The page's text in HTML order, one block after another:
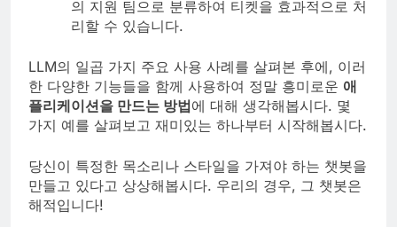
의 지원 팀으로 분류하여 티켓을 효과적으로 처
리할 수 있습니다.
LLM의 일곱 가지 주요 사용 사례를 살펴본 후에, 이러
한 다양한 기능들을 함께 사용하여 정말 흥미로운 애
플리케이션을 만드는 방법에 대해 생각해봅시다. 몇
가지 예를 살펴보고 재미있는 하나부터 시작해봅시다.
당신이 특정한 목소리나 스타일을 가져야 하는 챗봇을
만들고 있다고 상상해봅시다. 우리의 경우, 그 챗봇은
해적입니다!